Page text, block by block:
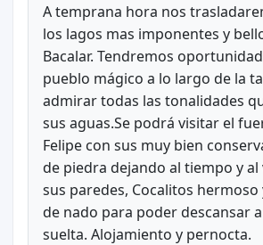
A temprana hora nos
los lagos mas imponentes y
Bacalar. Tendremos
pueblo mágico a lo largo de la
admirar todas las tonalidades
sus aguas.Se podrá visitar el
Felipe con sus muy bien
de piedra dejando al tiempo y
sus paredes, Cocalitos
de nado para poder descansar
suelta. Alojamiento y pernocta.